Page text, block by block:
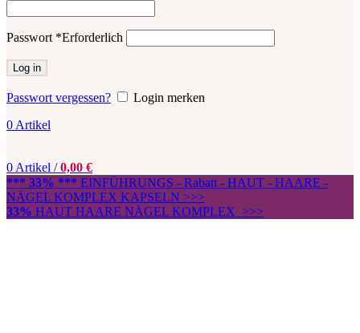
Passwort *Erforderlich
Log in
Passwort vergessen?
Login merken
0 Artikel
0 Artikel / 0,00 €
*** 33% *** EINFÜHRUNGS - Rabatt - HAUT - HAARE -
NÄGEL KOMPLEX KAPSELN >>>
33% HAUT HAARE NÄGEL KOMPLEX >>>